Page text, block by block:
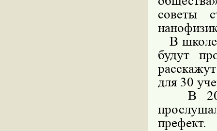
советы
В школе
будут
для 30
В 2008
префект.